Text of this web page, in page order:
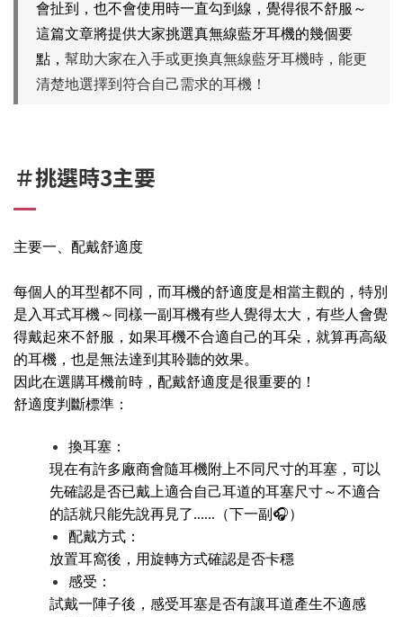
會扯到，也不會使用時一直勾到線，覺得很不舒服～
這篇文章將提供大家挑選真無線藍牙耳機的幾個要
點， 幫助大家在入手或更換真無線藍牙耳機時，能更
清楚地選擇到符合自己需求的耳機！
＃挑選時3主要
主要一、配戴舒適度
每個人的耳型都不同，而耳機的舒適度是相當主觀的，特別
是入耳式耳機～同樣一副耳機有些人覺得太大，有些人會覺
得戴起來不舒服，如果耳機不合適自己的耳朵，就算再高級
的耳機，也是無法達到其聆聽的效果。
因此在選購耳機前時，配戴舒適度是很重要的！
舒適度判斷標準：
換耳塞：
現在有許多廠商會隨耳機附上不同尺寸的耳塞，可以
先確認是否已戴上適合自己耳道的耳塞尺寸～不適合
的話就只能先說再見了......（下一副🎧）
配戴方式：
放置耳窩後，用旋轉方式確認是否卡穩
感受：
試戴一陣子後，感受耳塞是否有讓耳道產生不適感